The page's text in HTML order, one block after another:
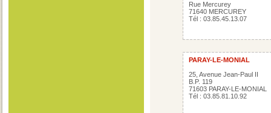
Rue Mercurey
71640 MERCUREY
Tél : 03.85.45.13.07
PARAY-LE-MONIAL
25, Avenue Jean-Paul II
B.P. 119
71603 PARAY-LE-MONIAL
Tél : 03.85.81.10.92